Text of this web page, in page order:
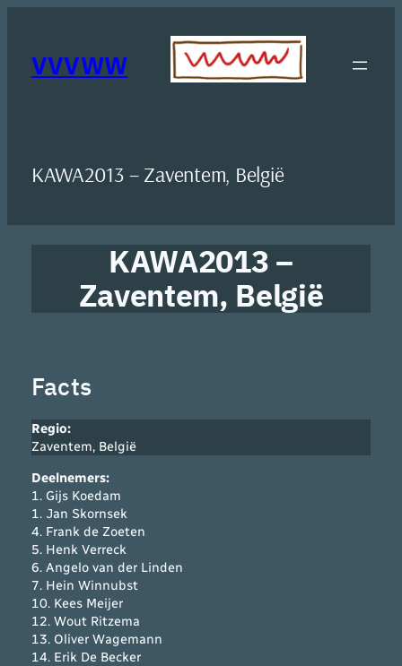
inhoudVVVWW
KAWA2013 – Zaventem, België
KAWA2013 –
Zaventem, België
Facts
Regio:
Zaventem, België
Deelnemers:
1. Gijs Koedam
1. Jan Skornsek
4. Frank de Zoeten
5. Henk Verreck
6. Angelo van der Linden
7. Hein Winnubst
10. Kees Meijer
12. Wout Ritzema
13. Oliver Wagemann
14. Erik De Becker